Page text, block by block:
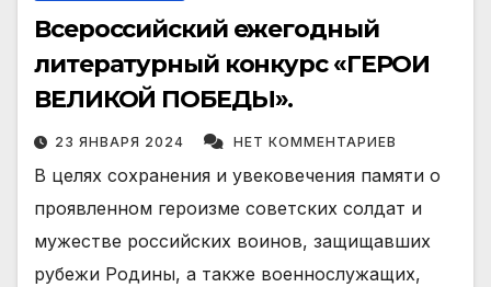
Всероссийский ежегодный
литературный конкурс «ГЕРОИ
ВЕЛИКОЙ ПОБЕДЫ».
23 ЯНВАРЯ 2024 НЕТ КОММЕНТАРИЕВ
В целях сохранения и увековечения памяти о
проявленном героизме советских солдат и
мужестве российских воинов, защищавших
рубежи Родины, а также военнослужащих,